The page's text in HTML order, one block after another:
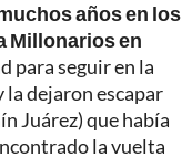
años en los
Millonarios en
para seguir en la
la dejaron escapar
Juárez) que había
la vuelta